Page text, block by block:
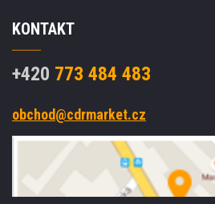
KONTAKT
+420 773 484 483
obchod@cdrmarket.cz